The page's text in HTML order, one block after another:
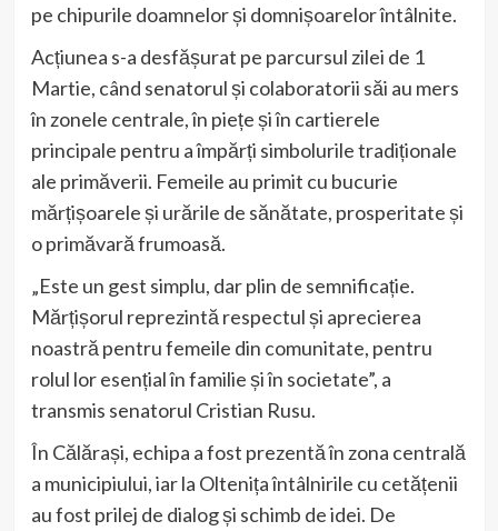
pe chipurile doamnelor și domnișoarelor întâlnite.
Acțiunea s-a desfășurat pe parcursul zilei de 1
Martie, când senatorul și colaboratorii săi au mers
în zonele centrale, în piețe și în cartierele
principale pentru a împărți simbolurile tradiționale
ale primăverii. Femeile au primit cu bucurie
mărțișoarele și urările de sănătate, prosperitate și
o primăvară frumoasă.
„Este un gest simplu, dar plin de semnificație.
Mărțișorul reprezintă respectul și aprecierea
noastră pentru femeile din comunitate, pentru
rolul lor esențial în familie și în societate”, a
transmis senatorul Cristian Rusu.
În Călărași, echipa a fost prezentă în zona centrală
a municipiului, iar la Oltenița întâlnirile cu cetățenii
au fost prilej de dialog și schimb de idei. De